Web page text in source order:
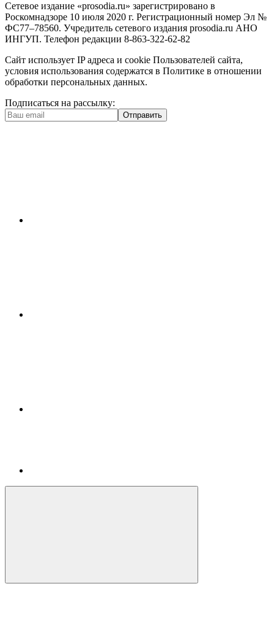
Сетевое издание «prosodia.ru» зарегистрировано в
Роскомнадзоре 10 июля 2020 г. Регистрационный номер Эл №
ФС77–78560. Учредитель сетевого издания prosodia.ru АНО
ИНГУП. Телефон редакции 8-863-322-62-82
Сайт использует IP адреса и cookie Пользователей сайта,
условия использования содержатся в Политике в отношении
обработки персональных данных.
Подписаться на рассылку:
Отправить